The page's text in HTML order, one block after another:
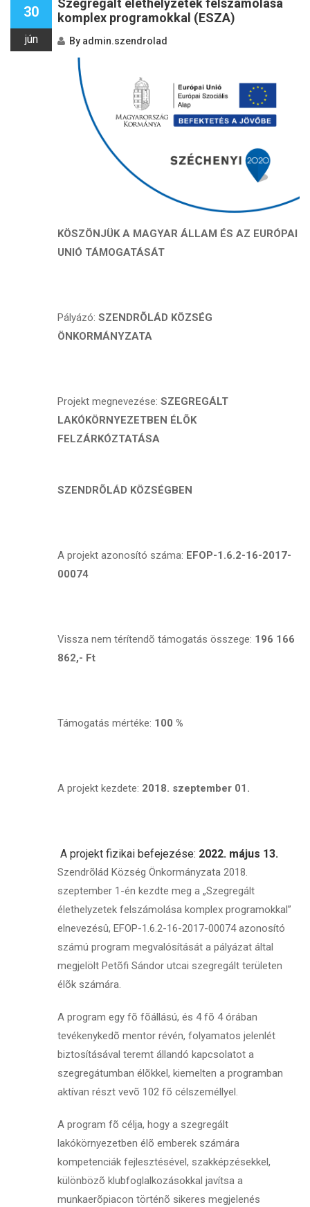
30
jún
Szegregált élethelyzetek felszámolása
komplex programokkal (ESZA)
By admin.szendrolad
KÖSZÖNJÜK A MAGYAR ÁLLAM ÉS AZ EURÓPAI
UNIÓ TÁMOGATÁSÁT
Pályázó:SZENDRÕLÁD KÖZSÉG
ÖNKORMÁNYZATA
Projekt megnevezése:SZEGREGÁLT
LAKÓKÖRNYEZETBEN ÉLÕK
FELZÁRKÓZTATÁSA
SZENDRÕLÁD KÖZSÉGBEN
A projekt azonosító száma: EFOP-1.6.2-16-2017-
00074
Vissza nem térítendõ támogatás összege: 196 166
862,- Ft
Támogatás mértéke: 100 %
A projekt kezdete: 2018. szeptember 01.
A projekt fizikai befejezése: 2022. május 13.
Szendrõlád Község Önkormányzata 2018.
szeptember 1-én kezdte meg a „Szegregált
élethelyzetek felszámolása komplex programokkal”
elnevezésû, EFOP-1.6.2-16-2017-00074 azonosító
számú program megvalósítását a pályázat által
megjelölt Petõfi Sándor utcai szegregált területen
élõk számára.
A program egy fõ fõállású, és 4 fõ 4 órában
tevékenykedõ mentor révén, folyamatos jelenlét
biztosításával teremt állandó kapcsolatot a
szegregátumban élõkkel, kiemelten a programban
aktívan részt vevõ 102 fõ célszeméllyel.
A program fõ célja, hogy a szegregált
lakókörnyezetben élõ emberek számára
kompetenciák fejlesztésével, szakképzésekkel,
különbözõ klubfoglalkozásokkal javítsa a
munkaerõpiacon történõ sikeres megjelenés